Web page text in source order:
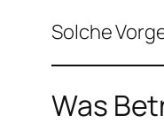
Solche
Was